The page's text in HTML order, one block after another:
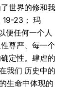
世界的修和我
19-23； 玛
便任何一个人
尊严、每一个
定性。肆虐的
我们 历史中的
生命中体现的